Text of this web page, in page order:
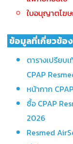
ใบอนุญาตโฆษ
ข้อมูลที่เกี่ยวข้อง
ตารางเปรีย
CPAP
หน้ากาก
ซื้อ CPAP
2026
Resmed